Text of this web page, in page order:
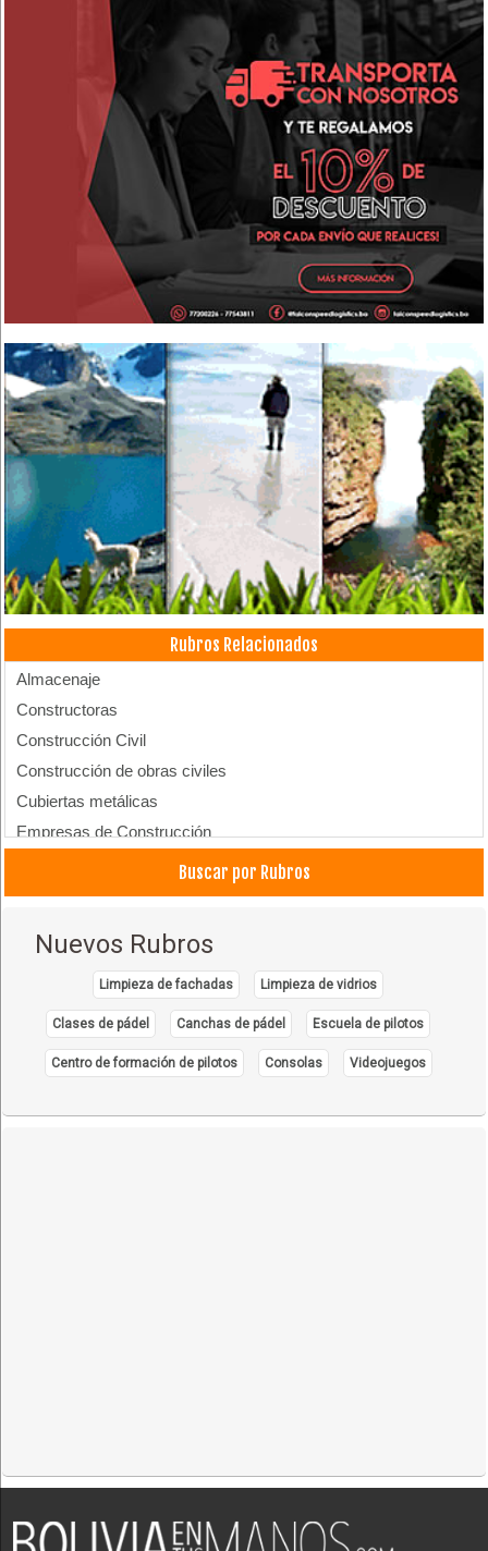
Rubros Relacionados
Almacenaje
Constructoras
Construcción Civil
Construcción de obras civiles
Cubiertas metálicas
Empresas de Construcción
Construcción de Edificios
Construcción de Tinglados
Depósitos
Estructuras industriales
Estructuras Metálicas
Industrias Metálicas
Buscar por Rubros
Nuevos Rubros
Limpieza de fachadas Limpieza de vidrios
Clases de pádel Canchas de pádel Escuela de pilotos
Centro de formación de pilotos Consolas Videojuegos